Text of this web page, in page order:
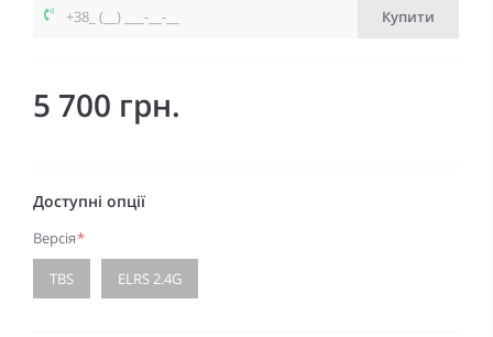
Купити
5 700 грн.
Доступні опції
Версія*
TBS ELRS 2.4G